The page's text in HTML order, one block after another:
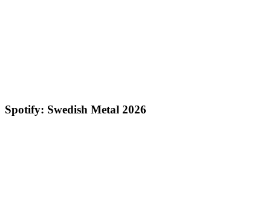
Spotify: Swedish Metal 2026